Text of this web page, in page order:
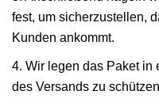
fest, um sicherzustellen,
Kunden ankommt.
4. Wir legen das Paket in
des Versands zu